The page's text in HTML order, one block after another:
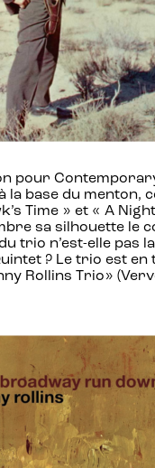
pour
base du menton,
Time » et « A
sa silhouette le
trio n’est-elle pas
? Le trio est en
Rollins Trio»